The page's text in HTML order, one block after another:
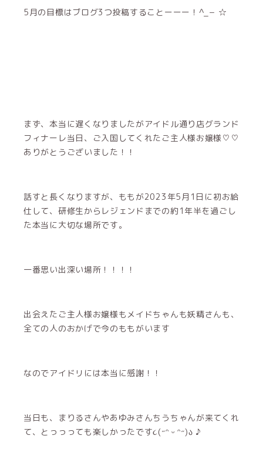
5月の目標はブログ3つ投稿することーーー！^_− ☆
まず、本当に遅くなりましたがアイドル通り店グランド
フィナーレ当日、ご入国してくれたご主人様お嬢様♡♡
ありがとうございました！！
話すと長くなりますが、ももが2023年5月1日に初お給
仕して、研修生からレジェンドまでの約1年半を過ごし
た本当に大切な場所です。
一番思い出深い場所！！！！
出会えたご主人様お嬢様もメイドちゃんも妖精さんも、
全ての人のおかげで今のももがいます
なのでアイドリには本当に感謝！！
当日も、まりるさんやあゆみさんちうちゃんが来てくれ
て、とっっっても楽しかったです૮(˶ᵔ ᵕ ᵔ˶)ა ♪